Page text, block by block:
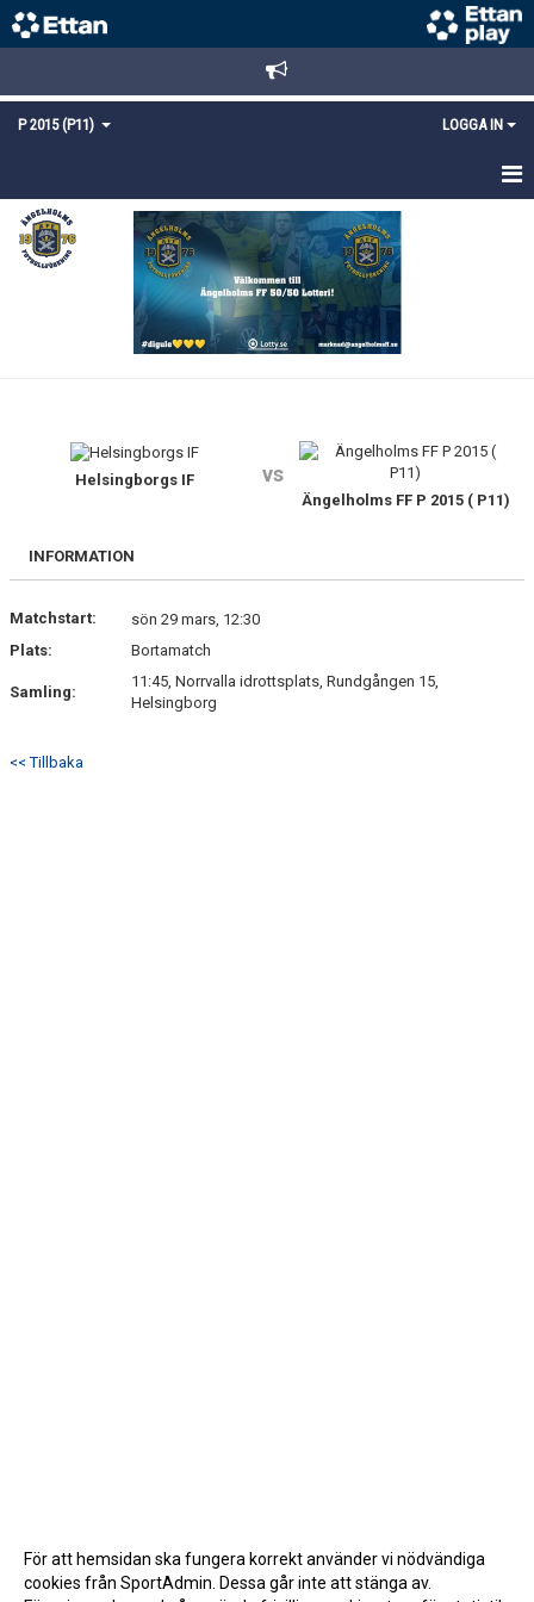
P 2015 (P11) LOGGA IN
HEM
NYHETER
KONTAKTHelsingborgs IF vs
Ängelholms FF P 2015 ( P11)
INFORMATION
Matchstart:
sön 29 mars, 12:30
Plats:
Bortamatch
Samling:
11:45, Norrvalla idrottsplats, Rundgången 15,
Helsingborg
<< Tillbaka
För att hemsidan ska fungera korrekt använder vi nödvändiga
cookies från SportAdmin. Dessa går inte att stänga av.